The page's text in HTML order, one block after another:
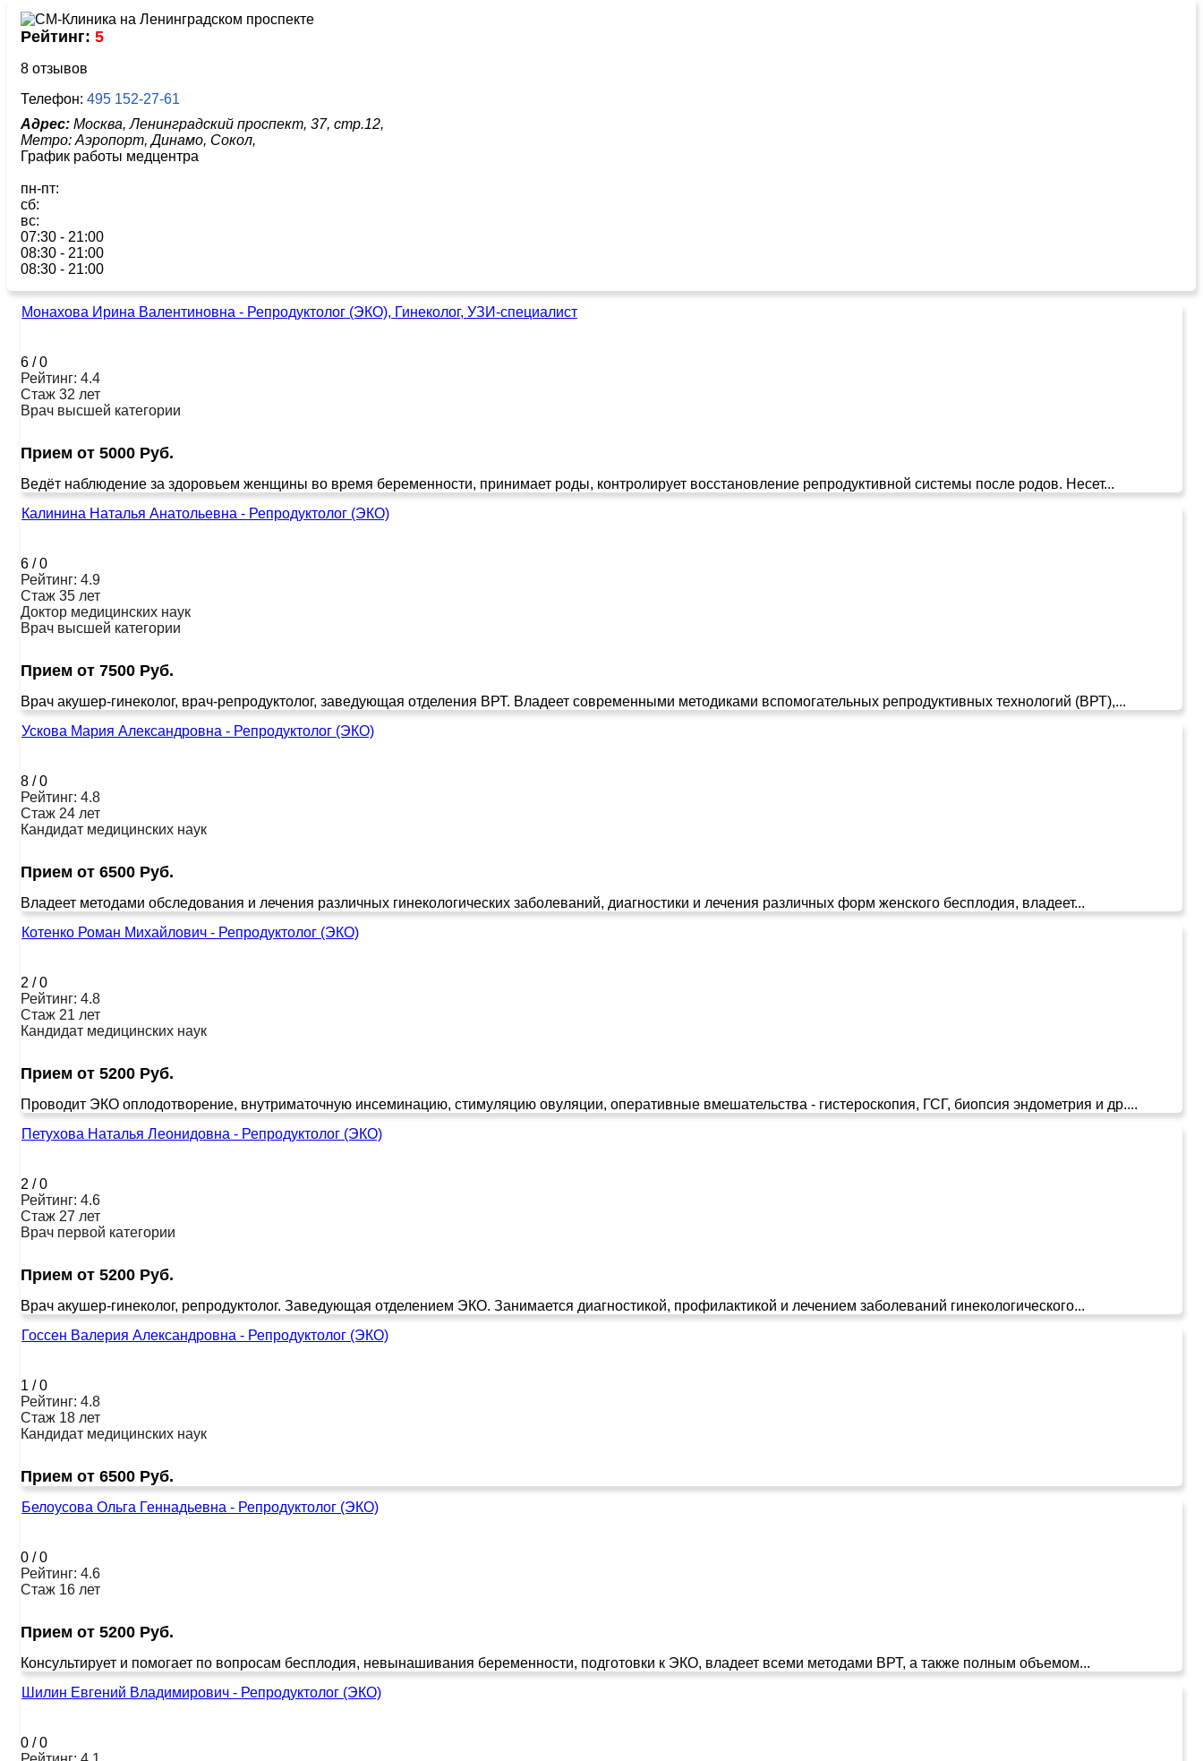
Рейтинг: 5
8 отзывов
Телефон: 495 152-27-61
Адрес: Москва, Ленинградский проспект, 37, стр.12,
Метро: Аэропорт,Динамо, Сокол,
График работы медцентра
пн-пт:
сб:
вс:
07:30 - 21:00
08:30 - 21:00
08:30 - 21:00
Монахова Ирина Валентиновна - Репродуктолог (ЭКО), Гинеколог, УЗИ-специалист
6 /0
Рейтинг: 4.4
Стаж 32 лет
Врач высшей категории
Прием от 5000 Руб.
Ведёт наблюдение за здоровьем женщины во время беременности, принимает роды, контролирует восстановление репродуктивной системы после родов. Несет...
Калинина Наталья Анатольевна - Репродуктолог (ЭКО)
6 /0
Рейтинг: 4.9
Стаж 35 лет
Доктор медицинских наук
Врач высшей категории
Прием от 7500 Руб.
Врач акушер-гинеколог, врач-репродуктолог, заведующая отделения ВРТ. Владеет современными методиками вспомогательных репродуктивных технологий (ВРТ),...
Ускова Мария Александровна - Репродуктолог (ЭКО)
8 /0
Рейтинг: 4.8
Стаж 24 лет
Кандидат медицинских наук
Прием от 6500 Руб.
Владеет методами обследования и лечения различных гинекологических заболеваний, диагностики и лечения различных форм женского бесплодия, владеет...
Котенко Роман Михайлович - Репродуктолог (ЭКО)
2 /0
Рейтинг: 4.8
Стаж 21 лет
Кандидат медицинских наук
Прием от 5200 Руб.
Проводит ЭКО оплодотворение, внутриматочную инсеминацию, стимуляцию овуляции, оперативные вмешательства - гистероскопия, ГСГ, биопсия эндометрия и др....
Петухова Наталья Леонидовна - Репродуктолог (ЭКО)
2 /0
Рейтинг: 4.6
Стаж 27 лет
Врач первой категории
Прием от 5200 Руб.
Врач акушер-гинеколог, репродуктолог. Заведующая отделением ЭКО. Занимается диагностикой, профилактикой и лечением заболеваний гинекологического...
Госсен Валерия Александровна - Репродуктолог (ЭКО)
1 /0
Рейтинг: 4.8
Стаж 18 лет
Кандидат медицинских наук
Прием от 6500 Руб.
Белоусова Ольга Геннадьевна - Репродуктолог (ЭКО)
0 /0
Рейтинг: 4.6
Стаж 16 лет
Прием от 5200 Руб.
Консультирует и помогает по вопросам бесплодия, невынашивания беременности, подготовки к ЭКО, владеет всеми методами ВРТ, а также полным объемом...
Шилин Евгений Владимирович - Репродуктолог (ЭКО)
0 /0